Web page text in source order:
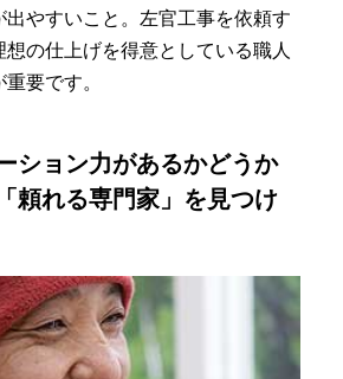
出やすいこと。左官工事を依頼す
の仕上げを得意としている職人
要です。
ション力があるかどうか
頼れる専門家」を見つけ